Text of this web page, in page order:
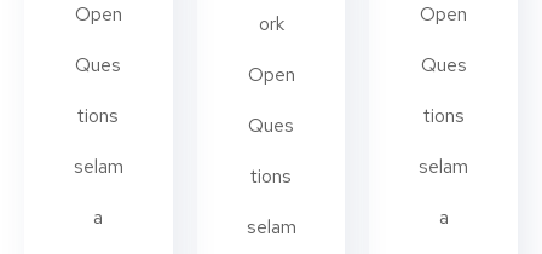
Open
Ques
tions
selam
a
ork
Open
Ques
tions
selam
Open
Ques
tions
selam
a